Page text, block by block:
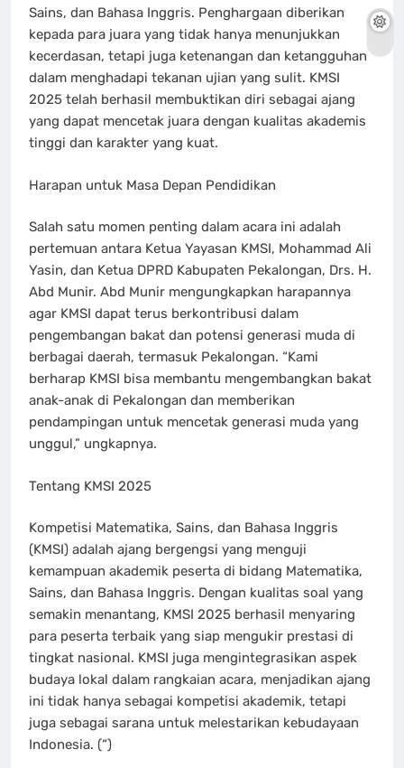
Sains, dan Bahasa Inggris. Penghargaan diberikan
kepada para juara yang tidak hanya menunjukkan
kecerdasan, tetapi juga ketenangan dan ketangguhan
dalam menghadapi tekanan ujian yang sulit. KMSI
2025 telah berhasil membuktikan diri sebagai ajang
yang dapat mencetak juara dengan kualitas akademis
tinggi dan karakter yang kuat.
Harapan untuk Masa Depan Pendidikan
Salah satu momen penting dalam acara ini adalah
pertemuan antara Ketua Yayasan KMSI, Mohammad Ali
Yasin, dan Ketua DPRD Kabupaten Pekalongan, Drs. H.
Abd Munir. Abd Munir mengungkapkan harapannya
agar KMSI dapat terus berkontribusi dalam
pengembangan bakat dan potensi generasi muda di
berbagai daerah, termasuk Pekalongan. “Kami
berharap KMSI bisa membantu mengembangkan bakat
anak-anak di Pekalongan dan memberikan
pendampingan untuk mencetak generasi muda yang
unggul,” ungkapnya.
Tentang KMSI 2025
Kompetisi Matematika, Sains, dan Bahasa Inggris
(KMSI) adalah ajang bergengsi yang menguji
kemampuan akademik peserta di bidang Matematika,
Sains, dan Bahasa Inggris. Dengan kualitas soal yang
semakin menantang, KMSI 2025 berhasil menyaring
para peserta terbaik yang siap mengukir prestasi di
tingkat nasional. KMSI juga mengintegrasikan aspek
budaya lokal dalam rangkaian acara, menjadikan ajang
ini tidak hanya sebagai kompetisi akademik, tetapi
juga sebagai sarana untuk melestarikan kebudayaan
Indonesia. (“)